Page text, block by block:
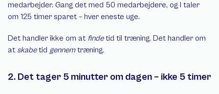
medarbejder. Gang det med 50 medarbejdere, og I taler
om 125 timer sparet – hver eneste uge.
Det handler ikke om at finde tid til træning. Det handler om
at skabe tid gennem træning.
2. Det tager 5 minutter om dagen – ikke 5 timer